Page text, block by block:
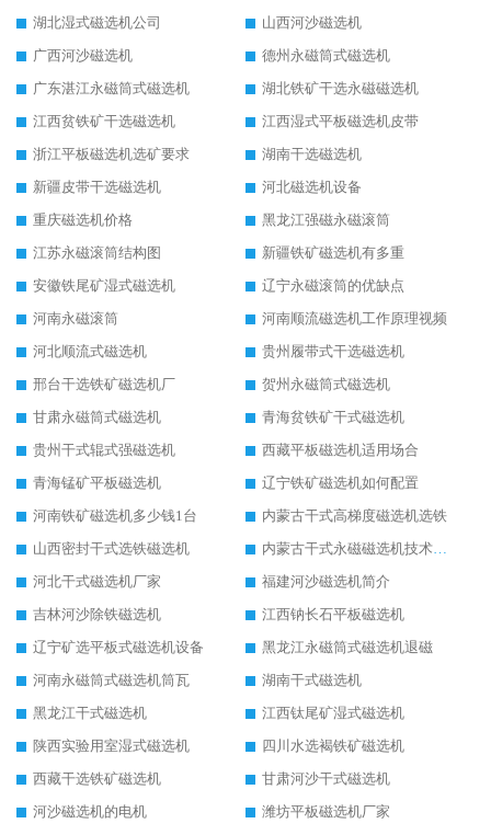
湖北湿式磁选机公司
山西河沙磁选机
广西河沙磁选机
德州永磁筒式磁选机
广东湛江永磁筒式磁选机
湖北铁矿干选永磁磁选机
江西贫铁矿干选磁选机
江西湿式平板磁选机皮带
浙江平板磁选机选矿要求
湖南干选磁选机
新疆皮带干选磁选机
河北磁选机设备
重庆磁选机价格
黑龙江强磁永磁滚筒
江苏永磁滚筒结构图
新疆铁矿磁选机有多重
安徽铁尾矿湿式磁选机
辽宁永磁滚筒的优缺点
河南永磁滚筒
河南顺流磁选机工作原理视频
河北顺流式磁选机
贵州履带式干选磁选机
邢台干选铁矿磁选机厂
贺州永磁筒式磁选机
甘肃永磁筒式磁选机
青海贫铁矿干式磁选机
贵州干式辊式强磁选机
西藏平板磁选机适用场合
青海锰矿平板磁选机
辽宁铁矿磁选机如何配置
河南铁矿磁选机多少钱1台
内蒙古干式高梯度磁选机选铁
山西密封干式选铁磁选机
内蒙古干式永磁磁选机技术要求
河北干式磁选机厂家
福建河沙磁选机简介
吉林河沙除铁磁选机
江西钠长石平板磁选机
辽宁矿选平板式磁选机设备
黑龙江永磁筒式磁选机退磁
河南永磁筒式磁选机筒瓦
湖南干式磁选机
黑龙江干式磁选机
江西钛尾矿湿式磁选机
陕西实验用室湿式磁选机
四川水选褐铁矿磁选机
西藏干选铁矿磁选机
甘肃河沙干式磁选机
河沙磁选机的电机
潍坊平板磁选机厂家